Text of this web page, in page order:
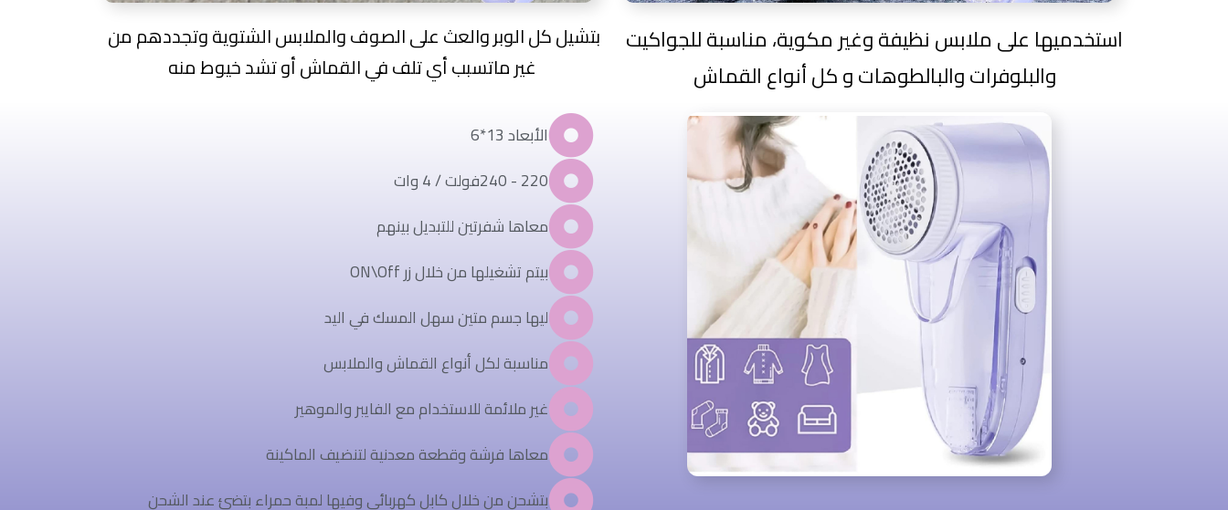
بتشيل كل الوبر والعث على الصوف والملابس الشتوية وتجددهم من
استخدميها على ملابس نظيفة وغير مكوية، مناسبة للجواكيت
والبلوفرات والبالطوهات و كل أنواع القماش
الأبعاد 13*6
220 - 240فولت / 4 وات
معاها شفرتين للتبديل بينهم
بيتم تشغيلها من خلال زر ON\Off
ليها جسم متين سهل المسك في اليد
مناسبة لكل أنواع القماش والملابس
غير ملائمة للاستخدام مع الفايبر والموهير
معاها فرشة وقطعة معدنية لتنضيف الماكينة
بتشحن من خلال كابل كهربائي وفيها لمبة حمراء بتضئ عند الشحن